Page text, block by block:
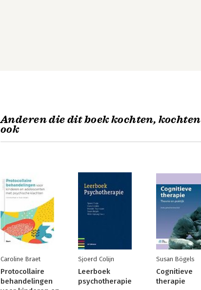
Anderen die dit boek kochten, kochten
ook
Caroline Braet
Protocollaire
behandelingen
Sjoerd Colijn
Leerboek
psychotherapie
Susan Bögels
Cognitieve
therapie